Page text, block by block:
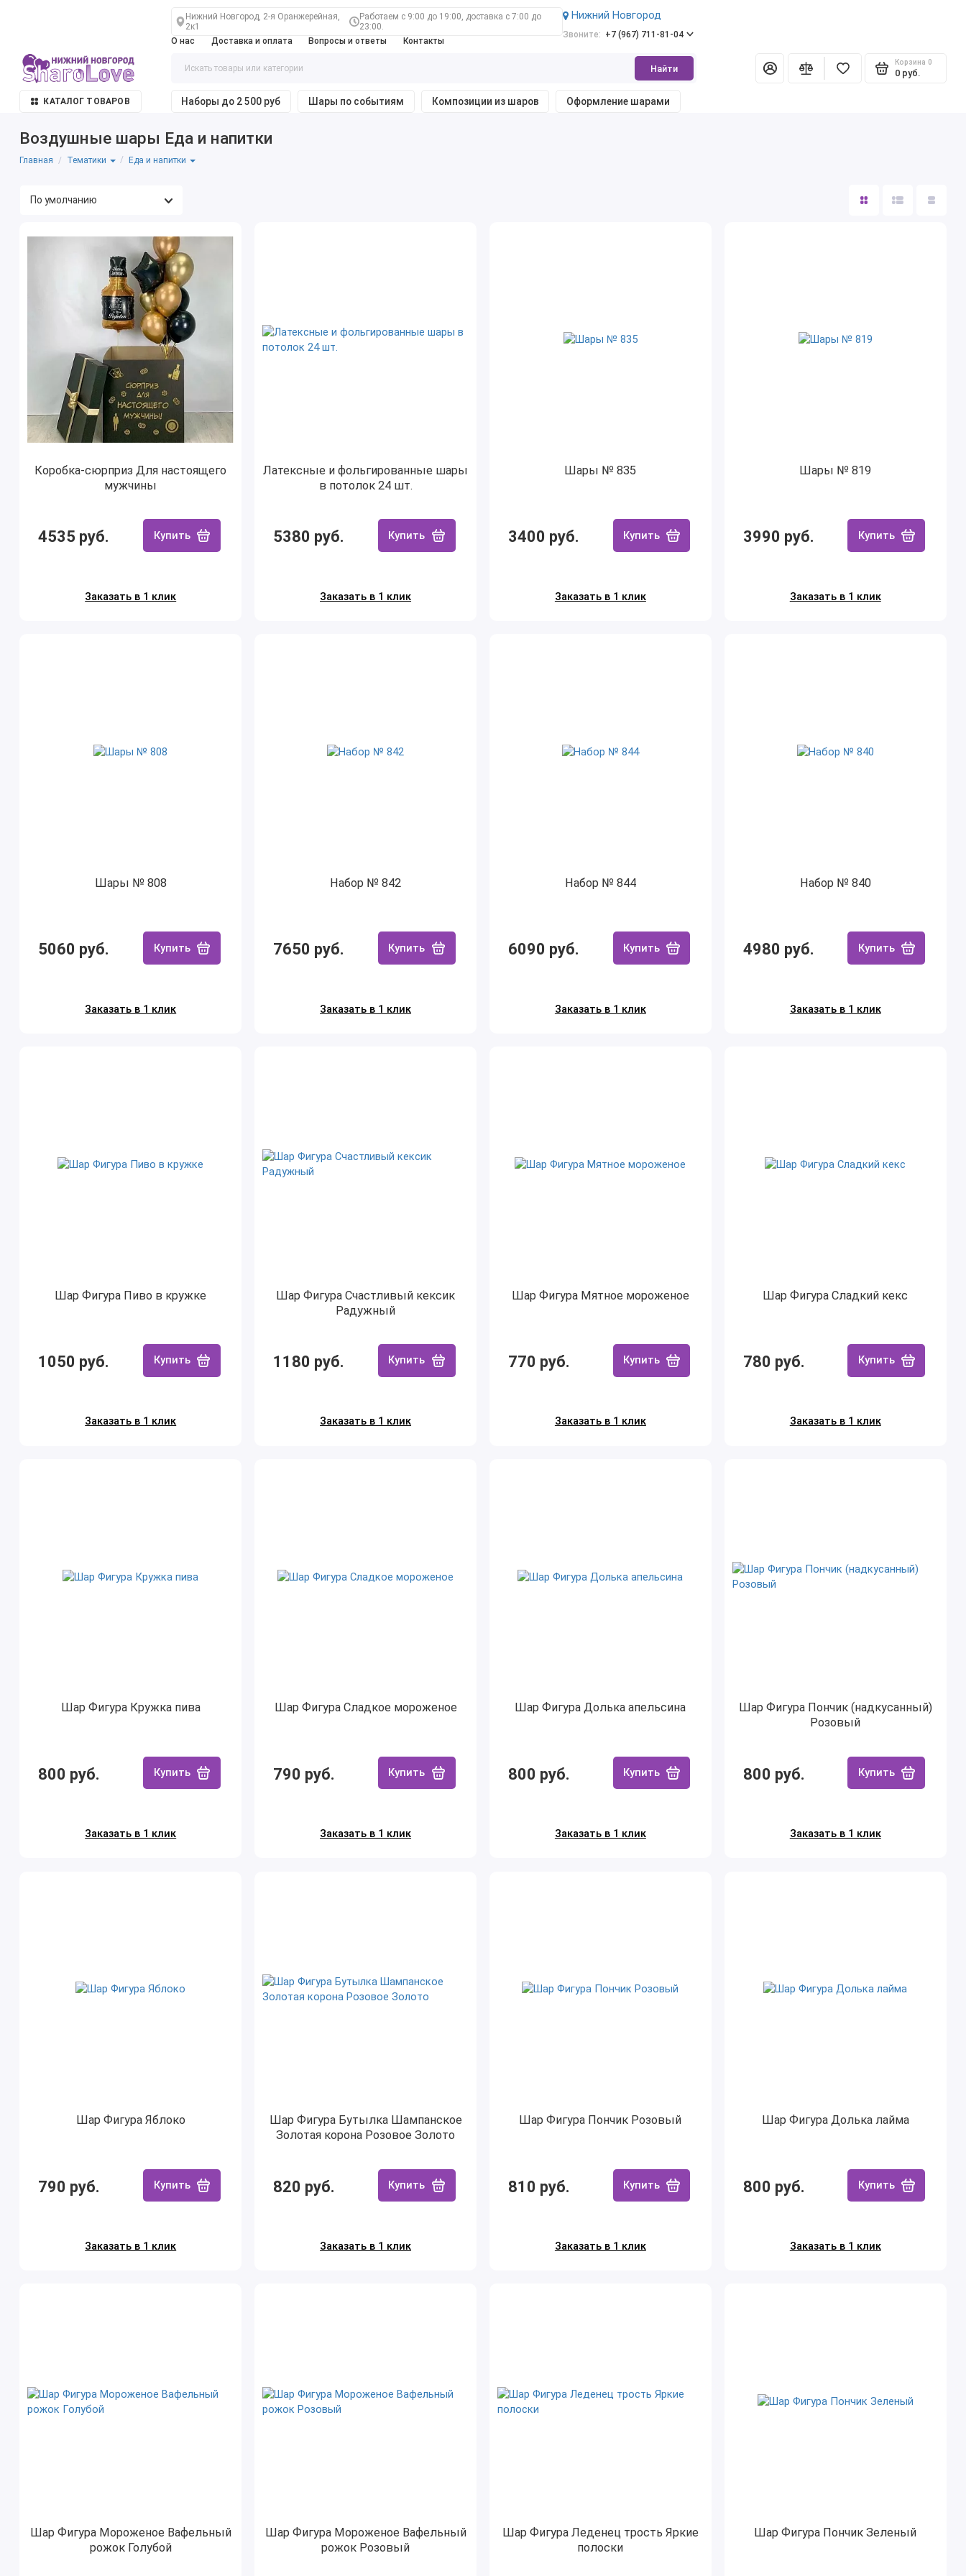
Нижний Новгород, 2-я Оранжерейная,
2к1
Работаем с 9:00 до 19:00, доставка с 7:00 до
23:00.
О нас
Доставка и оплата Вопросы и ответы Контакты
Нижний Новгород
Звоните: +7 (967) 711-81-04
Найти
Корзина 0
0 руб.
КАТАЛОГ ТОВАРОВ Наборы до 2 500 руб Шары по событиям Композиции из шаров Оформление шарами
Воздушные шары Еда и напитки
Главная Тематики Еда и напитки
Коробка-сюрприз Для настоящего
мужчины
4535 руб. Купить
Заказать в 1 клик
Латексные и фольгированные шары
в потолок 24 шт.
5380 руб. Купить
Заказать в 1 клик
Шары № 835
3400 руб. Купить
Заказать в 1 клик
Шары № 819
3990 руб. Купить
Заказать в 1 клик
Шары № 808
5060 руб. Купить
Заказать в 1 клик
Набор № 842
7650 руб. Купить
Заказать в 1 клик
Набор № 844
6090 руб. Купить
Заказать в 1 клик
Набор № 840
4980 руб. Купить
Заказать в 1 клик
Шар Фигура Пиво в кружке
1050 руб. Купить
Заказать в 1 клик
Шар Фигура Счастливый кексик
Радужный
1180 руб. Купить
Заказать в 1 клик
Шар Фигура Мятное мороженое
770 руб. Купить
Заказать в 1 клик
Шар Фигура Сладкий кекс
780 руб. Купить
Заказать в 1 клик
Шар Фигура Кружка пива
800 руб. Купить
Заказать в 1 клик
Шар Фигура Сладкое мороженое
790 руб. Купить
Заказать в 1 клик
Шар Фигура Долька апельсина
800 руб. Купить
Заказать в 1 клик
Шар Фигура Пончик (надкусанный)
Розовый
800 руб. Купить
Заказать в 1 клик
Шар Фигура Яблоко
790 руб. Купить
Заказать в 1 клик
Шар Фигура Бутылка Шампанское
Золотая корона Розовое Золото
820 руб. Купить
Заказать в 1 клик
Шар Фигура Пончик Розовый
810 руб. Купить
Заказать в 1 клик
Шар Фигура Долька лайма
800 руб. Купить
Заказать в 1 клик
Шар Фигура Мороженое Вафельный
рожок Голубой
Шар Фигура Мороженое Вафельный
рожок Розовый
Шар Фигура Леденец трость Яркие
полоски
Шар Фигура Пончик Зеленый